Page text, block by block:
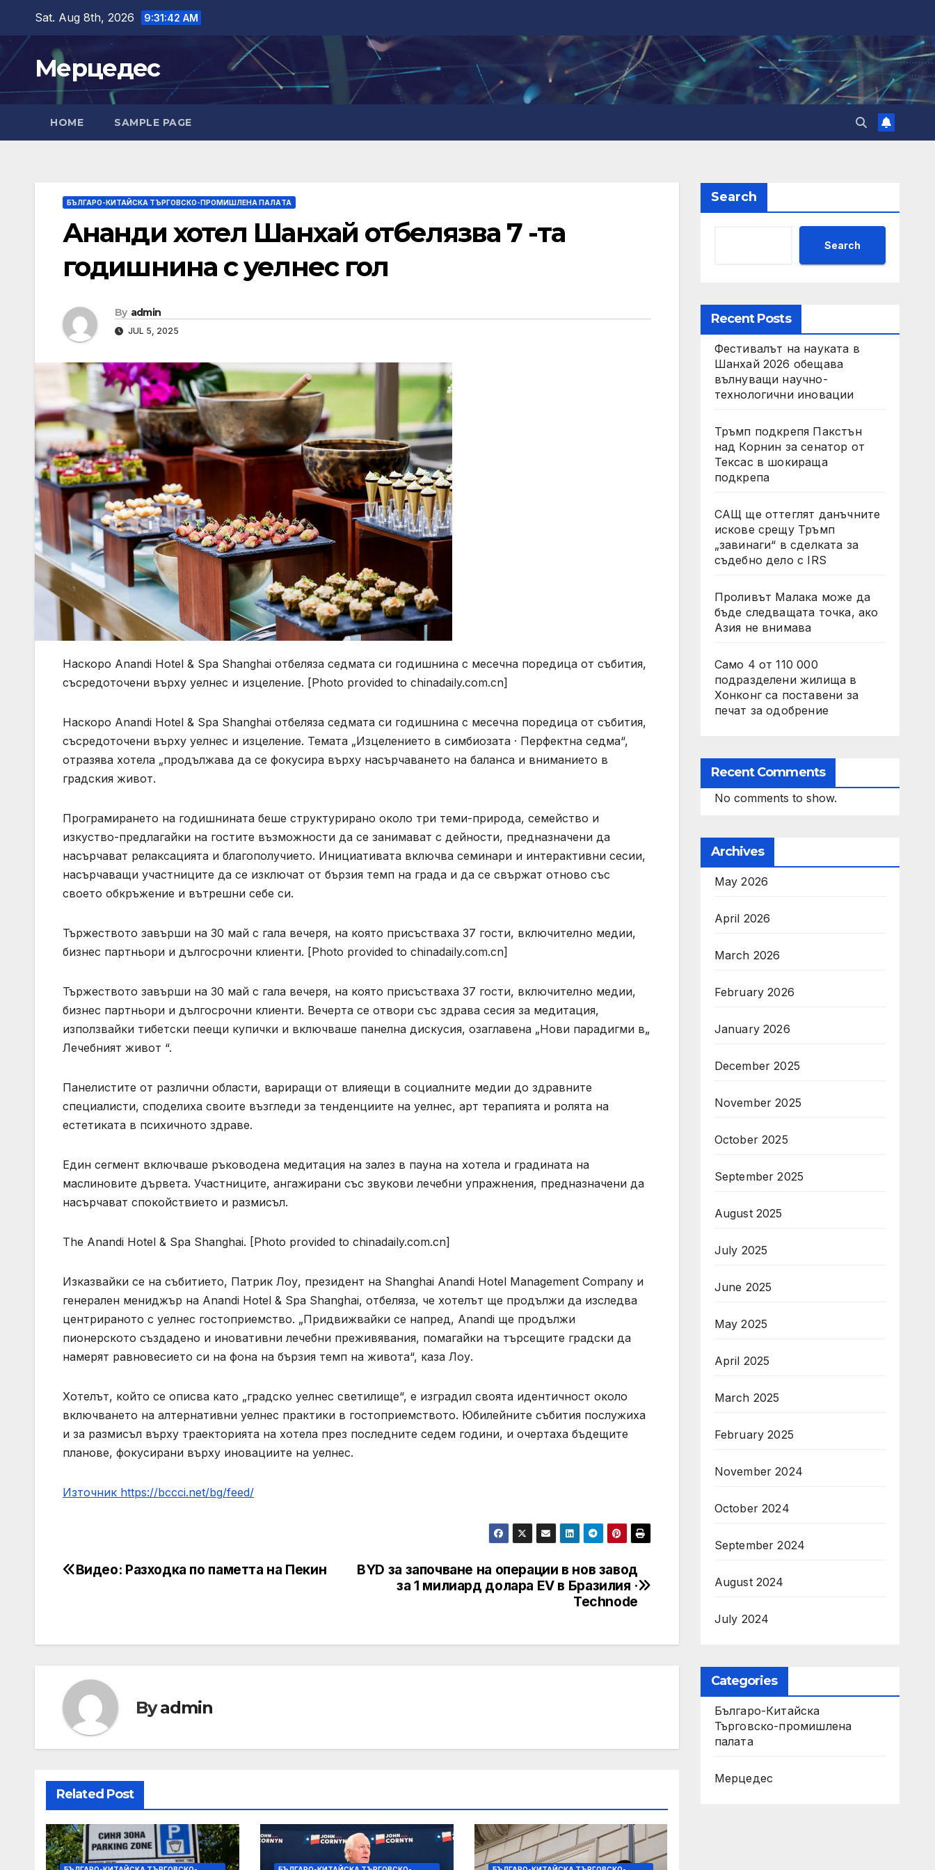
content
Sat. Aug 8th, 2026 9:31:43 AM
Мерцедес
HOME SAMPLE PAGE
БЪЛГАРО-КИТАЙСКА ТЪРГОВСКО-ПРОМИШЛЕНА ПАЛAТА
Ананди хотел Шанхай отбелязва 7 -та
годишнина с уелнес гол
By admin
JUL 5, 2025
Наскоро Anandi Hotel & Spa Shanghai отбеляза седмата си годишнина с месечна поредица от събития,
съсредоточени върху уелнес и изцеление. [Photo provided to chinadaily.com.cn]
Наскоро Anandi Hotel & Spa Shanghai отбеляза седмата си годишнина с месечна поредица от събития,
съсредоточени върху уелнес и изцеление. Темата „Изцелението в симбиозата · Перфектна седма“,
отразява хотела „продължава да се фокусира върху насърчаването на баланса и вниманието в
градския живот.
Програмирането на годишнината беше структурирано около три теми-природа, семейство и
изкуство-предлагайки на гостите възможности да се занимават с дейности, предназначени да
насърчават релаксацията и благополучието. Инициативата включва семинари и интерактивни сесии,
насърчаващи участниците да се изключат от бързия темп на града и да се свържат отново със
своето обкръжение и вътрешни себе си.
Тържеството завърши на 30 май с гала вечеря, на която присъстваха 37 гости, включително медии,
бизнес партньори и дългосрочни клиенти. [Photo provided to chinadaily.com.cn]
Тържеството завърши на 30 май с гала вечеря, на която присъстваха 37 гости, включително медии,
бизнес партньори и дългосрочни клиенти. Вечерта се отвори със здрава сесия за медитация,
използвайки тибетски пеещи купички и включваше панелна дискусия, озаглавена „Нови парадигми в„
Лечебният живот “.
Панелистите от различни области, вариращи от влияещи в социалните медии до здравните
специалисти, споделиха своите възгледи за тенденциите на уелнес, арт терапията и ролята на
естетиката в психичното здраве.
Един сегмент включваше ръководена медитация на залез в пауна на хотела и градината на
маслиновите дървета. Участниците, ангажирани със звукови лечебни упражнения, предназначени да
насърчават спокойствието и размисъл.
The Anandi Hotel & Spa Shanghai. [Photo provided to chinadaily.com.cn]
Изказвайки се на събитието, Патрик Лоу, президент на Shanghai Anandi Hotel Management Company и
генерален мениджър на Anandi Hotel & Spa Shanghai, отбеляза, че хотелът ще продължи да изследва
центрираното с уелнес гостоприемство. „Придвижвайки се напред, Anandi ще продължи
пионерското създадено и иновативни лечебни преживявания, помагайки на търсещите градски да
намерят равновесието си на фона на бързия темп на живота“, каза Лоу.
Хотелът, който се описва като „градско уелнес светилище“, е изградил своята идентичност около
включването на алтернативни уелнес практики в гостоприемството. Юбилейните събития послужиха
и за размисъл върху траекторията на хотела през последните седем години, и очертаха бъдещите
планове, фокусирани върху иновациите на уелнес.
Източник https://bccci.net/bg/feed/
Post
BYD за започване на операции в нов завод
за 1 милиард долара EV в Бразилия ·
Technode
Видео: Разходка по паметта на Пекин
Byadmin
Related Post
Search
Search
Recent Posts
Фестивалът на науката в
Шанхай 2026 обещава
вълнуващи научно-
технологични иновации
Тръмп подкрепя Пакстън
над Корнин за сенатор от
Тексас в шокираща
подкрепа
САЩ ще оттеглят данъчните
искове срещу Тръмп
„завинаги“ в сделката за
съдебно дело с IRS
Проливът Малака може да
бъде следващата точка, ако
Азия не внимава
Само 4 от 110 000
подразделени жилища в
Хонконг са поставени за
печат за одобрение
Recent Comments
No comments to show.
Archives
May 2026
April 2026
March 2026
February 2026
January 2026
December 2025
November 2025
October 2025
September 2025
August 2025
July 2025
June 2025
May 2025
April 2025
March 2025
February 2025
November 2024
October 2024
September 2024
August 2024
July 2024
Categories
Българо-Китайска
Търговско-промишлена
палaта
Мерцедес